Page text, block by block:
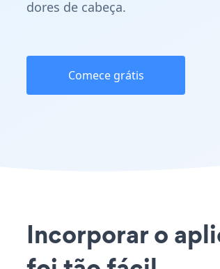
dores de cabeça.
Comece grátis
Incorporar o